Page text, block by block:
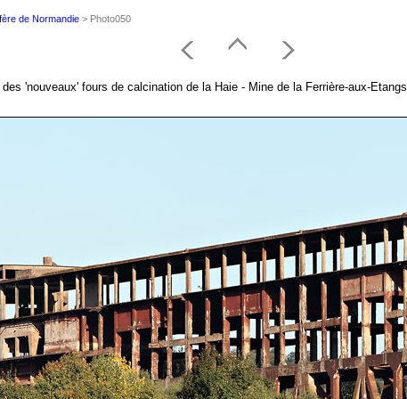
de Normandie > Photo050
'nouveaux' fours de calcination de la Haie - Mine de la Ferrière-aux-Etangs